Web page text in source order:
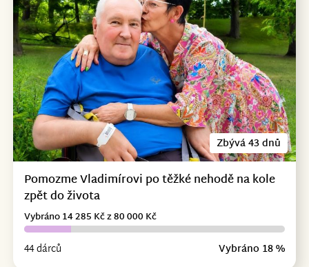
Zbývá 43 dnů
Pomozme Vladimírovi po těžké nehodě na kole
zpět do života
44 dárců Vybráno 18 %
Vybráno 14 285 Kč z 80 000 Kč